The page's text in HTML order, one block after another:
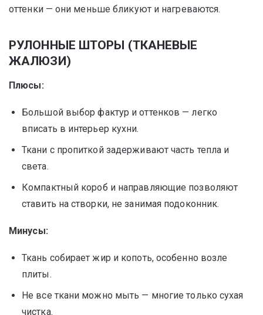
оттенки — они меньше бликуют и нагреваются.
РУЛОННЫЕ ШТОРЫ (ТКАНЕВЫЕ
ЖАЛЮЗИ)
Плюсы:
Большой выбор фактур и оттенков — легко
вписать в интерьер кухни.
Ткани с пропиткой задерживают часть тепла и
света.
Компактный короб и направляющие позволяют
ставить на створки, не занимая подоконник.
Минусы:
Ткань собирает жир и копоть, особенно возле
плиты.
Не все ткани можно мыть — многие только сухая
чистка.